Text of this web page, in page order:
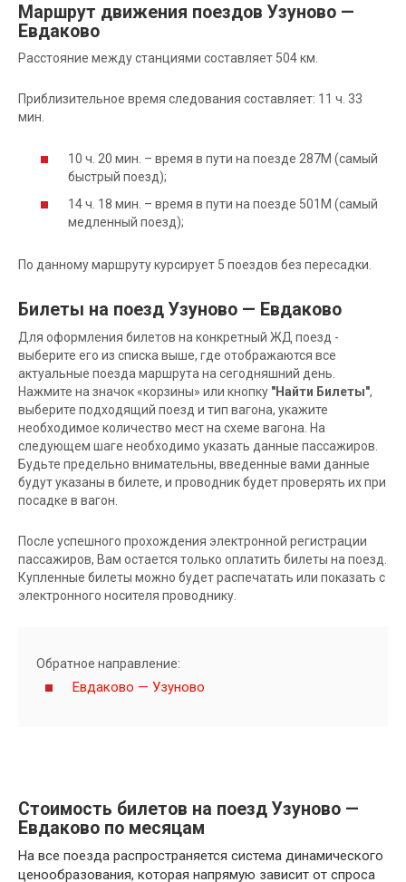
Маршрут движения поездов Узуново —
Евдаково
Расстояние между станциями составляет 504 км.
Приблизительное время следования составляет: 11 ч. 33
мин.
10 ч. 20 мин. – время в пути на поезде 287М (самый
быстрый поезд);
14 ч. 18 мин. – время в пути на поезде 501М (самый
медленный поезд);
По данному маршруту курсирует 5 поездов без пересадки.
Билеты на поезд Узуново — Евдаково
Для оформления билетов на конкретный ЖД поезд -
выберите его из списка выше, где отображаются все
актуальные поезда маршрута на сегодняшний день.
Нажмите на значок «корзины» или кнопку "Найти Билеты",
выберите подходящий поезд и тип вагона, укажите
необходимое количество мест на схеме вагона. На
следующем шаге необходимо указать данные пассажиров.
Будьте предельно внимательны, введенные вами данные
будут указаны в билете, и проводник будет проверять их при
посадке в вагон.
После успешного прохождения электронной регистрации
пассажиров, Вам остается только оплатить билеты на поезд.
Купленные билеты можно будет распечатать или показать с
электронного носителя проводнику.
Обратное направление:
Евдаково — Узуново
Стоимость билетов на поезд Узуново —
Евдаково по месяцам
На все поезда распространяется система динамического
ценообразования, которая напрямую зависит от спроса